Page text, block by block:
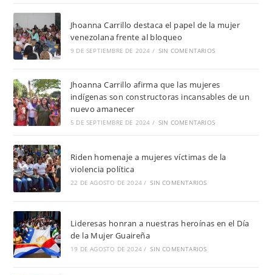
Jhoanna Carrillo destaca el papel de la mujer
venezolana frente al bloqueo
9 DE SEPTIEMBRE DE 2024 / SIN COMENTARIOS
Jhoanna Carrillo afirma que las mujeres
indígenas son constructoras incansables de un
nuevo amanecer
5 DE SEPTIEMBRE DE 2024 / SIN COMENTARIOS
Riden homenaje a mujeres víctimas de la
violencia política
22 DE AGOSTO DE 2024 / SIN COMENTARIOS
Lideresas honran a nuestras heroínas en el Día
de la Mujer Guaireña
19 DE AGOSTO DE 2024 / SIN COMENTARIOS